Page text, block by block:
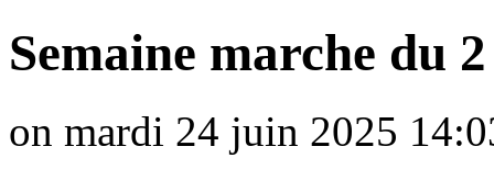
Semaine marche du
on mardi 24 juin 2025